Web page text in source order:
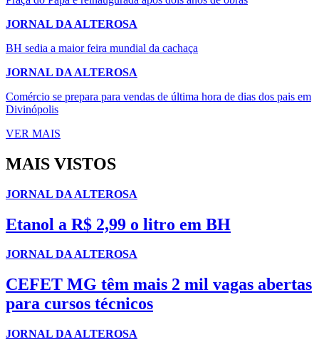
JORNAL DA ALTEROSA
BH sedia a maior feira mundial da cachaça
JORNAL DA ALTEROSA
Comércio se prepara para vendas de última hora de dias dos pais em
Divinópolis
VER MAIS
MAIS VISTOS
JORNAL DA ALTEROSA
Etanol a R$ 2,99 o litro em BH
JORNAL DA ALTEROSA
CEFET MG têm mais 2 mil vagas abertas
para cursos técnicos
JORNAL DA ALTEROSA